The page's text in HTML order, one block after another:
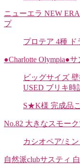
ニューエラ NEW
プ
プロテア 4種
●Charlotte Olympia●
ビッグサイズ
USED ブリキ時
S★K様 完成品
カシオペア/ミ
自然派clubサスティ